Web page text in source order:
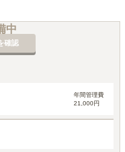
中
確認
年間管理費
21,000円